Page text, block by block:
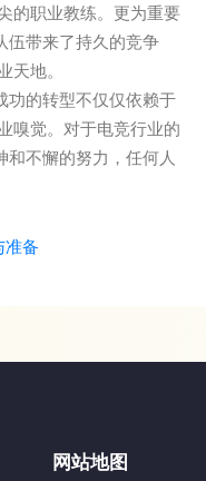
的职业教练。更为重要
带来了持久的竞争
地。
的转型不仅仅依赖于
嗅觉。对于电竞行业的
不懈的努力，任何人
准备
网站地图